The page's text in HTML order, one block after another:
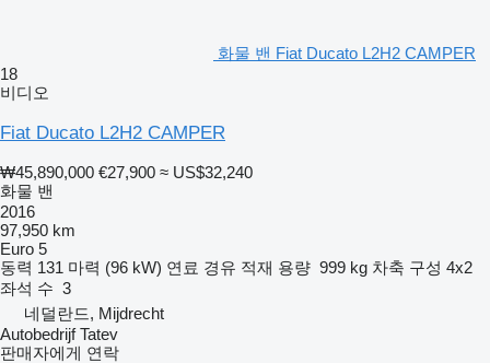
화물 밴 Fiat Ducato L2H2 CAMPER
18
비디오
Fiat Ducato L2H2 CAMPER
₩45,890,000 €27,900 ≈ US$32,240
화물 밴
2016
97,950 km
Euro 5
동력 131 마력 (96 kW) 연료 경유 적재 용량 999 kg 차축 구성 4x2
좌석 수 3
네덜란드, Mijdrecht
Autobedrijf Tatev
판매자에게 연락